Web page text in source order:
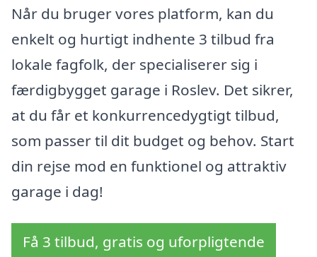
Når du bruger vores platform, kan du
enkelt og hurtigt indhente 3 tilbud fra
lokale fagfolk, der specialiserer sig i
færdigbygget garage i Roslev. Det sikrer,
at du får et konkurrencedygtigt tilbud,
som passer til dit budget og behov. Start
din rejse mod en funktionel og attraktiv
garage i dag!
Få 3 tilbud, gratis og uforpligtende